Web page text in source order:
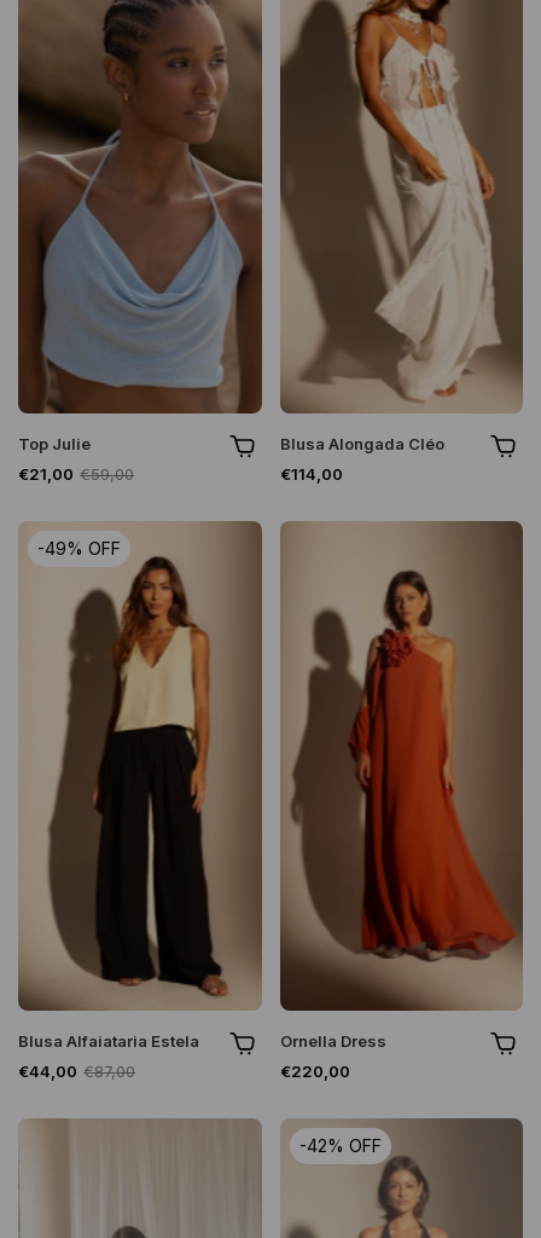
Top Julie
€21,00 €59,00
Blusa Alongada Cléo
€114,00
-49% OFF
Blusa Alfaiataria Estela
€44,00 €87,00
Ornella Dress
€220,00
-42% OFF